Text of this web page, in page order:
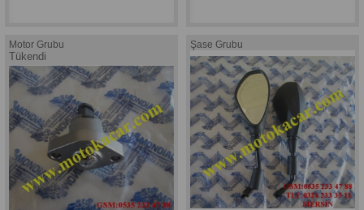
Motor Grubu
Tükendi
Şase Grubu